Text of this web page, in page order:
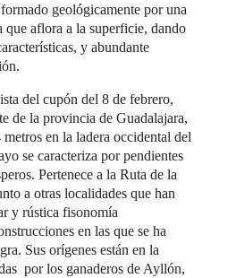
geológicamente por una
que aflora a la superficie, dando
y abundante
del cupón del 8 de febrero,
de la provincia de Guadalajara,
en la ladera occidental del
se caracteriza por pendientes
Pertenece a la Ruta de la
a otras localidades que han
y rústica fisonomía
en las que se ha
Sus orígenes están en la
por los ganaderos de Ayllón,